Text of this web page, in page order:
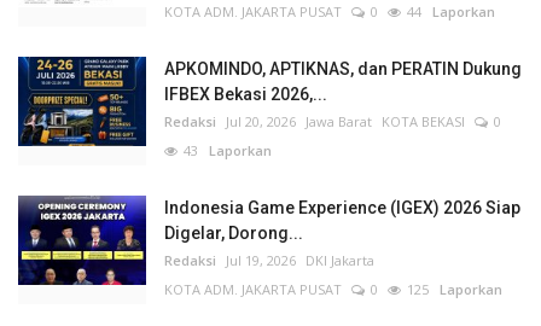
KOTA ADM. JAKARTA PUSAT
0 44 Laporkan
APKOMINDO, APTIKNAS, dan PERATIN Dukung
IFBEX Bekasi 2026,...
Redaksi Jul 20, 2026 Jawa Barat KOTA BEKASI
0
43 Laporkan
Indonesia Game Experience (IGEX) 2026 Siap
Digelar, Dorong...
Redaksi Jul 19, 2026 DKI Jakarta
KOTA ADM. JAKARTA PUSAT
0 125 Laporkan